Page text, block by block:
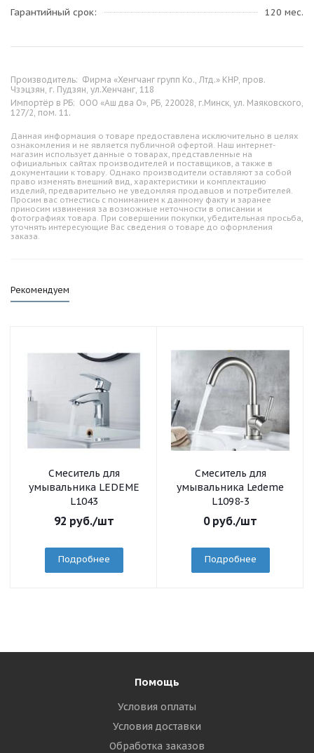
Гарантийный срок
120 мес.
Производитель: Фирма «Хенгчанг групп Ко., Лтд.» КНР, пров.
Чзэцзян, г. Пудзян, ул.Хенчанг, 118
Импортёр в РБ: ООО «Аш два О», РБ, 220028, г.Минск, ул. Маяковского,
127/2, пом. 11.
Данная информация о товаре предоставлена исключительно в целях
ознакомления и не является публичной офертой. Наш интернет-
магазин использует данные о товарах, представленные на
официальных сайтах производителей и поставщиков, а также в
документации к товару. Однако производители оставляют за собой
право изменять внешний вид, характеристики и комплектацию
изделий, предварительно не уведомляя продавцов и потребителей.
Просим вас отнестись с пониманием к данному факту и заранее
приносим извинения за возможные неточности в описании и
фотографиях товара. При совершении покупки, убедительная просьба,
уточнять интересующие Вас сведения о товаре до оформления
заказа.
Рекомендуем
Смеситель для
умывальника LEDEME
L1043
92 руб./шт
Подробнее
Смеситель для
умывальника Ledeme
L1098-3
0руб./шт
Подробнее
Помощь
Условия оплаты
Условия доставки
Обработка заказов